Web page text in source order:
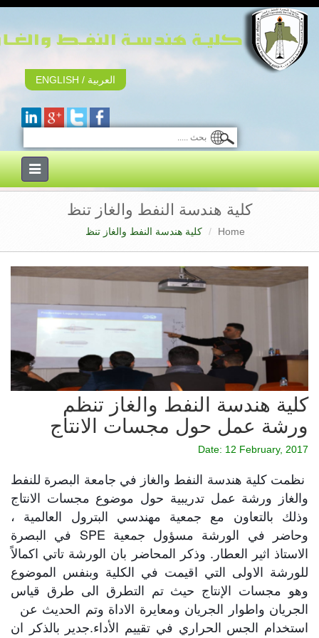
العربية/
ENGLISH
Toggle
كلية هندسة النفط والغاز تنظ
Home كلية هندسة النفط والغاز تنظ
كلية هندسة النفط والغاز تنظم
ورشة عمل حول مجسات الانتاج
Date: 12 February, 2017
نظمت كلية هندسة النفط والغاز في جامعة البصرة للنفط
والغاز ورشة عمل تدريبية حول موضوع مجسات الانتاج
وذلك بالتعاون مع جمعية مهندسي البترول العالمية ،
وحاضر في الورشة مسؤول جمعية SPE في البصرة
الاستاذ اثير العطار. وذكر المحاضر بان الورشة تاتي اكمالاً
للورشة الاولى التي اقيمت في الكلية وبنفس الموضوع
وهو مجسات الإنتاج حيث تم التطرق الى طرق قياس
الجريان واطوار الجريان ومعايرة الاداة وتم الحديث عن
استخدام الجس الحراري في تقييم الأداء.جدير بالذكر ان